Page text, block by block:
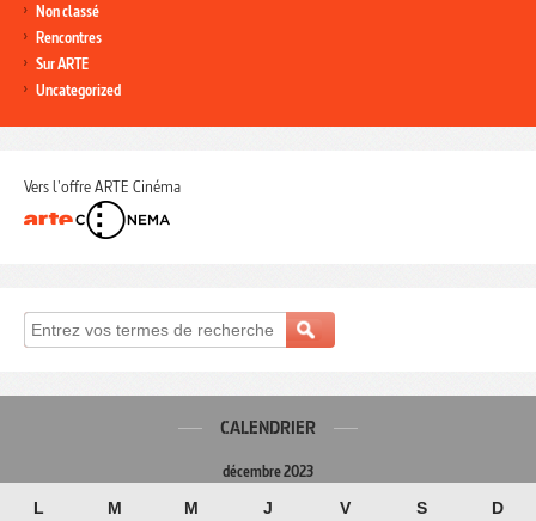
Non classé
Rencontres
Sur ARTE
Uncategorized
Vers l'offre ARTE Cinéma
CALENDRIER
décembre 2023
L M M J V S D